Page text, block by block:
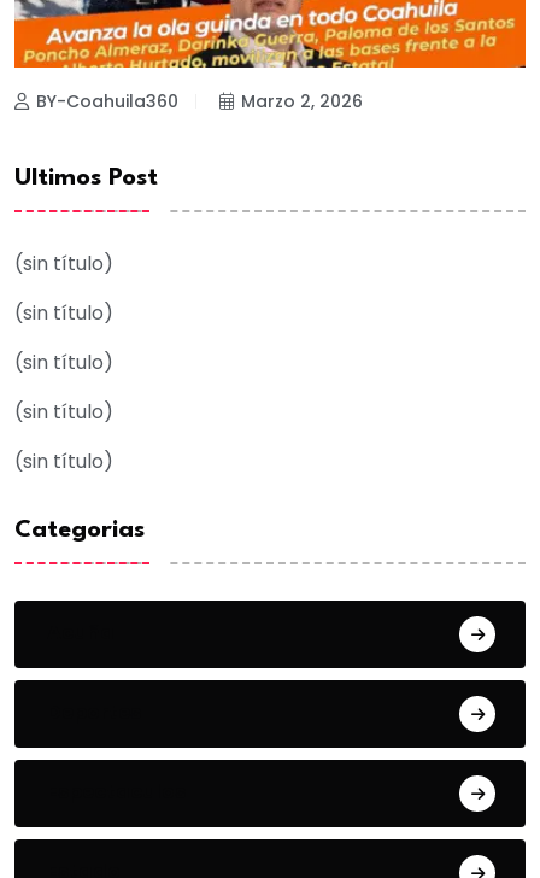
BY-Coahuila360 Marzo 2, 2026
Ultimos Post
(sin título)
(sin título)
(sin título)
(sin título)
(sin título)
Categorias